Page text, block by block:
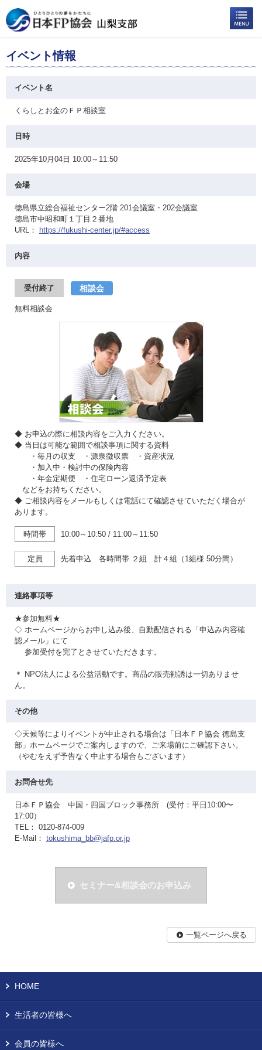
イベント情報
イベント名
くらしとお金のＦＰ相談室
日時
2025年10月04日 10:00～11:50
会場
徳島県立総合福祉センター2階 201会議室・202会議室
徳島市中昭和町１丁目２番地
URL：
https://fukushi-center.jp/#access
内容
受付終了 相談会
無料相談会
◆ お申込の際に相談内容をご入力ください。
◆ 当日は可能な範囲で相談事項に関する資料
・毎月の収支 ・源泉徴収票 ・資産状況
・加入中・検討中の保険内容
・年金定期便 ・住宅ローン返済予定表
などをお持ちください。
◆ ご相談内容をメールもしくは電話にて確認させていただく場合が
あります。
時間帯 10:00～10:50 / 11:00～11:50
定員 先着申込 各時間帯 ２組 計４組（1組様 50分間）
連絡事項等
★参加無料★
◇ ホームページからお申し込み後、自動配信される「申込み内容確
認メール」にて
参加受付を完了とさせていただきます。
＊ NPO法人による公益活動です。商品の販売勧誘は一切ありませ
ん。
その他
◇天候等によりイベントが中止される場合は「日本ＦＰ協会 徳島支
部」ホームページでご案内しますので、ご来場前にご確認下さい。
（やむをえず予告なく中止する場合もございます）
お問合せ先
日本ＦＰ協会 中国・四国ブロック事務所 (受付：平日10:00〜
17:00）
TEL： 0120-874-009
E-Mail： tokushima_bb@jafp.or.jp
セミナー&相談会のお申込み
一覧ページへ戻る
HOME
生活者の皆様へ
会員の皆様へ